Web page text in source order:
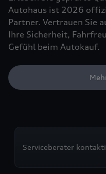
Autohaus ist 2026
Partner. Vertrauen Sie
Ihre Sicherheit,
Gefühl beim Autokauf.
Serviceberater